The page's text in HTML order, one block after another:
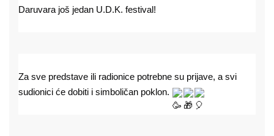
Daruvara još jedan U.D.K. festival!
Za sve predstave ili radionice potrebne su prijave, a svi
sudionici će dobiti i simboličan poklon.